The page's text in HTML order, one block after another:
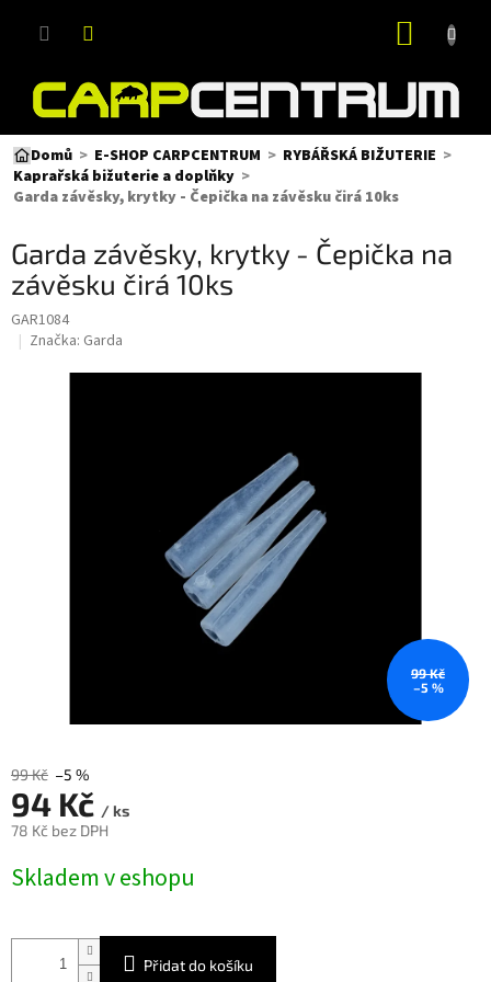
Domů E-SHOP CARPCENTRUM
RYBÁŘSKÁ BIŽUTERIE
Kaprařská bižuterie a doplňky
Garda závěsky, krytky - Čepička na závěsku čirá 10ks
Garda závěsky, krytky - Čepička na
závěsku čirá 10ks
GAR1084
Značka: Garda
99 Kč
–5 %
99 Kč –5 %
94 Kč / ks
78 Kč bez DPH
cena:
Skladem v eshopu
Přidat do košíku